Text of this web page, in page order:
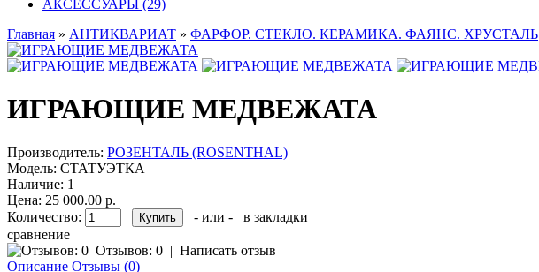
АКСЕССУАРЫ (29)
Главная » АНТИКВАРИАТ » ФАРФОР. СТЕКЛО. КЕРАМИКА. ФАЯНС. ХРУСТАЛЬ
ИГРАЮЩИЕ МЕДВЕЖАТА
Производитель: РОЗЕНТАЛЬ (ROSENTHAL)
Модель: СТАТУЭТКА
Наличие: 1
Цена: 25 000.00 р.
Количество:
- или -
в закладки
сравнение
Отзывов: 0 | Написать отзыв
Описание Отзывы (0)